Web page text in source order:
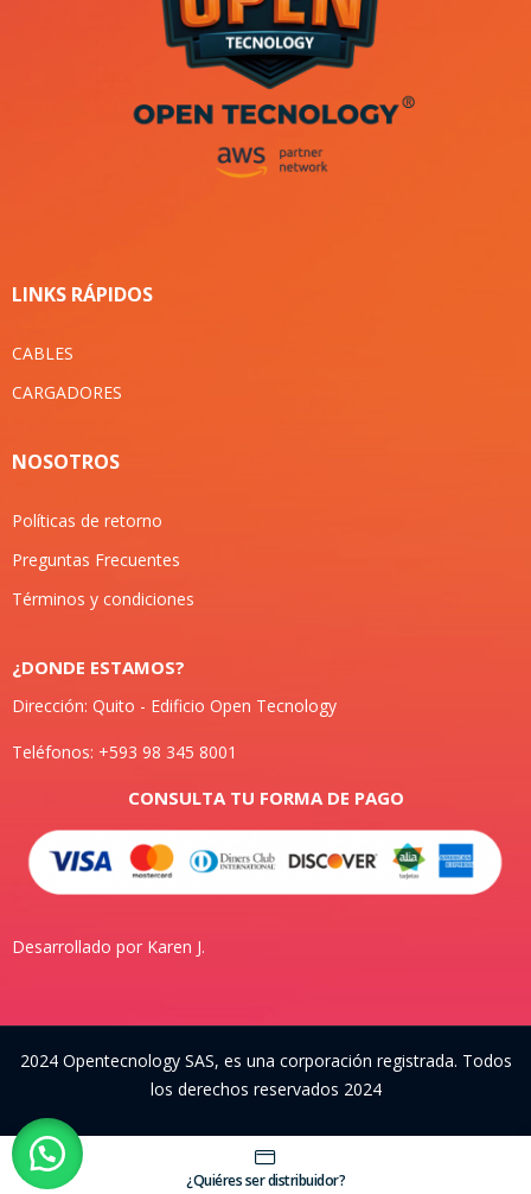
¿Quiéres ser distribuidor?
LINKS RÁPIDOS
CABLES
CARGADORES
NOSOTROS
Políticas de retorno
Preguntas Frecuentes
Términos y condiciones
¿DONDE ESTAMOS?
Dirección: Quito - Edificio Open Tecnology
Teléfonos: +593 98 345 8001
CONSULTA TU FORMA DE PAGO
Desarrollado por Karen J.
2024 Opentecnology SAS, es una corporación registrada. Todos
los derechos reservados 2024